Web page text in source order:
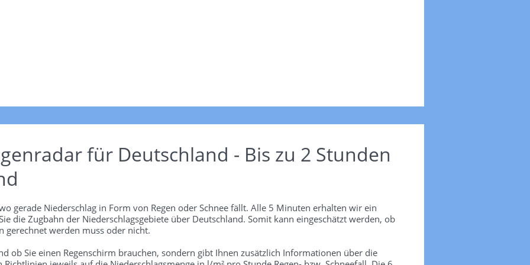
für Deutschland - Bis zu 2 Stunden
gerade Niederschlag in Form von Regen oder Schnee fällt. Alle 5 Minuten erhalten wir ein
die Zugbahn der Niederschlagsgebiete über Deutschland. Somit kann eingeschätzt werden, ob
gerechnet werden muss oder nicht.
ob Sie einen Regenschirm brauchen, sondern gibt Ihnen zusätzlich Informationen über die